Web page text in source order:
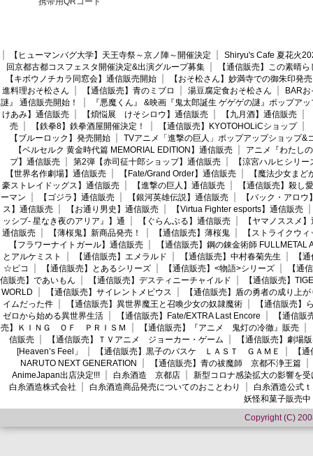
【ヒューマンバグ大学】天王寺祭～京ノ陣～開催決定
Shiryu's Cafe 夏花火
回京都古都コスフェスタ開催決定&出演グループ募集
【通信販売】この素晴
【キボウノチカラ同窓会】通信販売開始
【おそ松さん】妙満寺での御朱印発売
進料理おそ松さん
【通信販売】青のミブロ 湯豆腐定食おそ松さん
BAR
謎』 通信販売開始！
『悪魔くん』 &映画『鬼太郎誕生 ゲゲゲの謎』ポップア
けあみ】通信販売
【煩悩展 けそシロウ】通信販売 【九月酒】通信販売
売
【鉄拳8】鉄拳酒屋開催決定！ 【通信販売】KYOTOHOLiCショップ
【ブルーロック】発売開始
TVアニメ「進撃の巨人」ポップアップショップ&
【ベルセルク 黄金時代篇 MEMORIAL EDITION】通信販売
アニメ『わたし
プ】通信販売
第2弾【赤司征十郎ショップ】通信販売
【涼宮ハルヒシリ
【世界名作劇場】通信販売
【Fate/Grand Order】通信販売
【魔法少女ま
豪ストレイドッグス】通信販売
【進撃の巨人】通信販売
【通信販売】殺し愛
ーマン
【ゴジラ】通信販売 【銀河英雄伝説】通信販売
【バック・アロウ
ス】通信販売
【お通り男史】通信販売
【Virtua Fighter esports】通信販売
ッシブ- 星なき夜のアリア』】通
【ぐらんぶる】通信販売
【ヤマノススメ
通信販売
【薄桜鬼】新商品発売！ 【通信販売】薄桜鬼
【ストライクウ
【フラワーナイトガール】通信販売
【通信販売】鋼の錬金術師 FULLMETAL
とアルケミスト
【通信販売】エメラルド 【通信販売】中村春菊先生
【
☆ピコ
【通信販売】とあるシリーズ 【通信販売】<物語>シリーズ
【通
信販売】であいもん
【通信販売】デスティニーチャイルド
【通信販売】
WORLD
【通信販売】サイレントメビウス
【通信販売】盾の勇者の成り上が
イムだった件
【通信販売】異世界魔王と召喚少女の奴隷魔術
【通信販売】
ゼロから始める異世界生活
【通信販売】Fate/EXTRA Last Encore
【通信
売】ＫＩＮＧ ＯＦ ＰＲＩＳＭ
【通信販売】『アニメ 鬼灯の冷徹』販売
信販売
【通信販売】ＴＶアニメ ジョーカー・ゲーム
【通信販売】劇場
[Heaven’s Feel」
【通信販売】黒子のバスケ ＬＡＳＴ ＧＡＭＥ
【
NARUTO NEXT GENERATION
【通信販売】青の祓魔師 京都不浄王篇
AnimeJapan出店決定!!!
白糸酒造 京都店
新型コロナ感染拡大の影響を
白糸酒造株式会社
白糸酒造商品発売についてのおことわり
白糸酒造公式
妖怪和菓子販売中
Copyright (C)